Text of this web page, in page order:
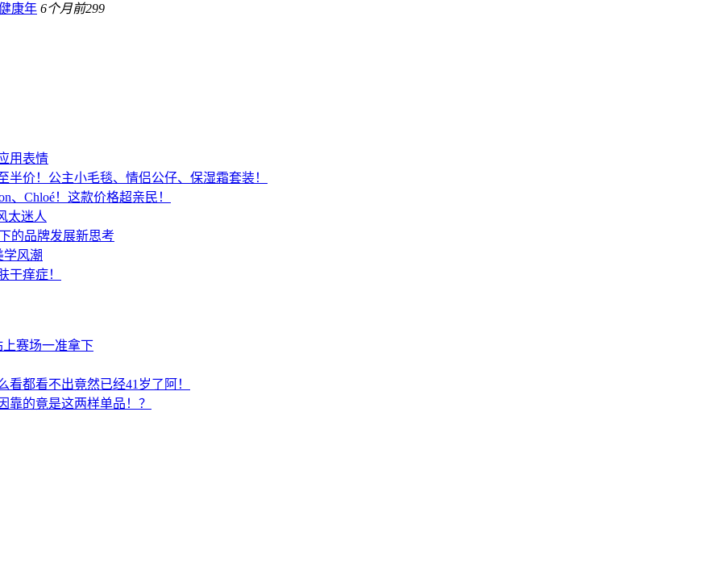
康年 6个月前299
用表情
价！公主小毛毯、情侣公仔、保湿霜套装！
Chloé！这款价格超亲民！
太迷人
的品牌发展新思考
风潮
干痒症！
赛场一准拿下
都看不出竟然已经41岁了阿！
的竟是这两样单品！？